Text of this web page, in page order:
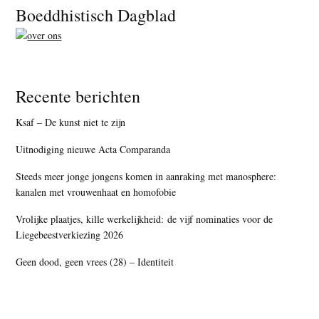
Footer
Boeddhistisch Dagblad
Recente berichten
Ksaf – De kunst niet te zijn
Uitnodiging nieuwe Acta Comparanda
Steeds meer jonge jongens komen in aanraking met manosphere:
kanalen met vrouwenhaat en homofobie
Vrolijke plaatjes, kille werkelijkheid: de vijf nominaties voor de
Liegebeestverkiezing 2026
Geen dood, geen vrees (28) – Identiteit